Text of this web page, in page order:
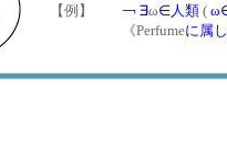
【例】 ￢ ∃ω∈ 人類 ( ω
《Perfumeに属し